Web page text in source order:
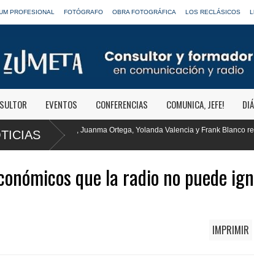
PROFESIONAL FOTÓGRAFO OBRA FOTOGRÁFICA LOS RECLÁSICOS
EVENTOS CONFERENCIAS COMUNICA, JEFE!
Yolanda Valencia y Frank Blanco regresan a
RTVE
que la radio no puede
IMPRIMIR